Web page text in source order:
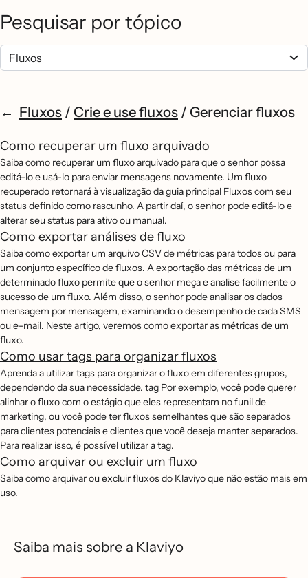
Pesquisar por tópico
Fluxos / Crie e use fluxos / Gerenciar fluxos
Como recuperar um fluxo arquivado
Saiba como recuperar um fluxo arquivado para que o senhor possa
editá-lo e usá-lo para enviar mensagens novamente. Um fluxo
recuperado retornará à visualização da guia principal Fluxos com seu
status definido como rascunho. A partir daí, o senhor pode editá-lo e
alterar seu status para ativo ou manual.
Como exportar análises de fluxo
Saiba como exportar um arquivo CSV de métricas para todos ou para
um conjunto específico de fluxos. A exportação das métricas de um
determinado fluxo permite que o senhor meça e analise facilmente o
sucesso de um fluxo. Além disso, o senhor pode analisar os dados
mensagem por mensagem, examinando o desempenho de cada SMS
ou e-mail. Neste artigo, veremos como exportar as métricas de um
fluxo.
Como usar tags para organizar fluxos
Aprenda a utilizar tags para organizar o fluxo em diferentes grupos,
dependendo da sua necessidade. tag Por exemplo, você pode querer
alinhar o fluxo com o estágio que eles representam no funil de
marketing, ou você pode ter fluxos semelhantes que são separados
para clientes potenciais e clientes que você deseja manter separados.
Para realizar isso, é possível utilizar a tag.
Como arquivar ou excluir um fluxo
Saiba como arquivar ou excluir fluxos do Klaviyo que não estão mais em
uso.
Saiba mais sobre a Klaviyo